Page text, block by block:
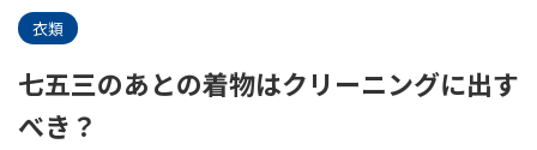
衣類
七五三のあとの着物はクリーニングに出す
べき？